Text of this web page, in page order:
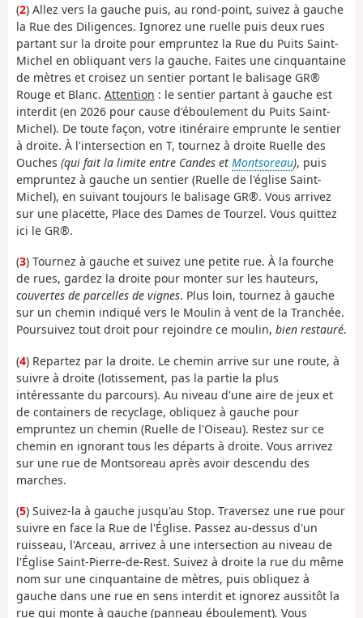
(2) Allez vers la gauche puis, au rond-point, suivez à gauche
la Rue des Diligences. Ignorez une ruelle puis deux rues
partant sur la droite pour empruntez la Rue du Puits Saint-
Michel en obliquant vers la gauche. Faites une cinquantaine
de mètres et croisez un sentier portant le balisage GR®
Rouge et Blanc. Attention : le sentier partant à gauche est
interdit (en 2026 pour cause d'éboulement du Puits Saint-
Michel). De toute façon, votre itinéraire emprunte le sentier
à droite. À l'intersection en T, tournez à droite Ruelle des
Ouches (qui fait la limite entre Candes et Montsoreau), puis
empruntez à gauche un sentier (Ruelle de l'église Saint-
Michel), en suivant toujours le balisage GR®. Vous arrivez
sur une placette, Place des Dames de Tourzel. Vous quittez
ici le GR®.
(3) Tournez à gauche et suivez une petite rue. À la fourche
de rues, gardez la droite pour monter sur les hauteurs,
couvertes de parcelles de vignes. Plus loin, tournez à gauche
sur un chemin indiqué vers le Moulin à vent de la Tranchée.
Poursuivez tout droit pour rejoindre ce moulin, bien restauré.
(4) Repartez par la droite. Le chemin arrive sur une route, à
suivre à droite (lotissement, pas la partie la plus
intéressante du parcours). Au niveau d'une aire de jeux et
de containers de recyclage, obliquez à gauche pour
empruntez un chemin (Ruelle de l'Oiseau). Restez sur ce
chemin en ignorant tous les départs à droite. Vous arrivez
sur une rue de Montsoreau après avoir descendu des
marches.
(5) Suivez-la à gauche jusqu'au Stop. Traversez une rue pour
suivre en face la Rue de l'Église. Passez au-dessus d'un
ruisseau, l'Arceau, arrivez à une intersection au niveau de
l'Église Saint-Pierre-de-Rest. Suivez à droite la rue du même
nom sur une cinquantaine de mètres, puis obliquez à
gauche dans une rue en sens interdit et ignorez aussitôt la
rue qui monte à gauche (panneau éboulement). Vous